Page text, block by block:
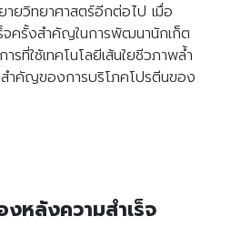
ายวิทยาศาสตร์อีกต่อไป เมื่อ
จครั้งสำคัญในการพัฒนานักเก็ต
รที่ใช้เทคโนโลยีเส้นใยชีวภาพล้ำ
ำคัญของการบริโภคโปรตีนของ
งหลังความสำเร็จ